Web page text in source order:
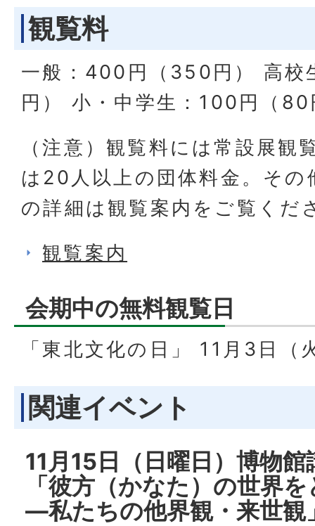
観覧料
一般：400円（350円） 高
円） 小・中学生：100円（80
（注意）観覧料には常設展観
は20人以上の団体料金。その
の詳細は観覧案内をご覧くだ
観覧案内
会期中の無料観覧日
「東北文化の日」 11月3日（
関連イベント
11月15日（日曜日）博物
「彼方（かなた）の世界
―私たちの他界観・来世観